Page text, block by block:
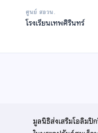
ศูนย์ สอวน.
โรงเรียนเทพศิรินทร์
มูลนิธิส่งเสริมโอลิมปิ